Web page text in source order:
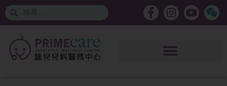
搜
索 索